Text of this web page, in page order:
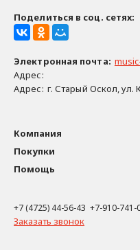
Поделиться в соц. сетях:
Электронная почта:
Адрес:
Адрес: г. Старый Оскол, ул.
Компания
Покупки
Помощь
+7 (4725) 44-56-43 +7-910-741-
Заказать звонок